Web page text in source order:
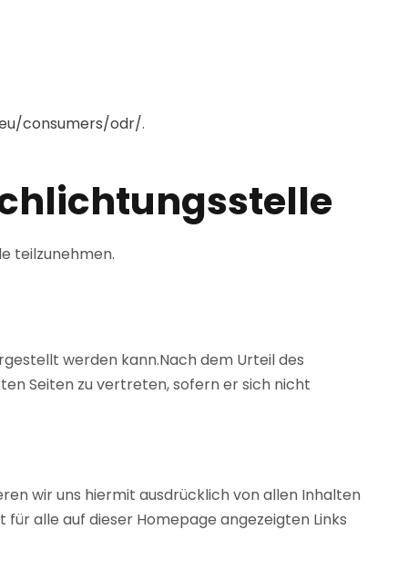
consumers/odr/.
teilzunehmen.
werden kann.Nach dem Urteil des
Seiten zu vertreten, sofern er sich nicht
wir uns hiermit ausdrücklich von allen Inhalten
alle auf dieser Homepage angezeigten Links